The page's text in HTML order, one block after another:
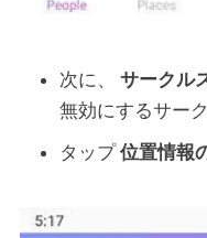
次に、 サークル
無効にするサー
タップ位置情報